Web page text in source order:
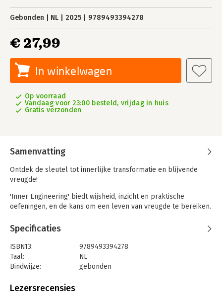
Gebonden NL 2025 9789493394278
€ 27,99
In winkelwagen
Op voorraad
Vandaag voor 23:00 besteld, vrijdag in huis
Gratis verzonden
Samenvatting
Ontdek de sleutel tot innerlijke transformatie en blijvende
vreugde!
'Inner Engineering' biedt wijsheid, inzicht en praktische
oefeningen, en de kans om een leven van vreugde te bereiken.
programma voor persoonlijke transformatie, met originele,
nieuwe methoden, ook wel Inner Engineering genoemd,
gebaseerd op de diverse yoga- en wijsheidstradities. Deze New
York Times-bestseller is vol momenten van verwondering,
ontzag en intellectuele uitdaging.
Sadhguru’s vermogen tot vreugde, zijn geestdrift voor het
leven, en de diepte en breedte van zijn nieuwsgierigheid en
Specificaties
ISBN13:
9789493394278
Taal:
NL
Bindwijze:
gebonden
Uitgever:
Lezersrecensies